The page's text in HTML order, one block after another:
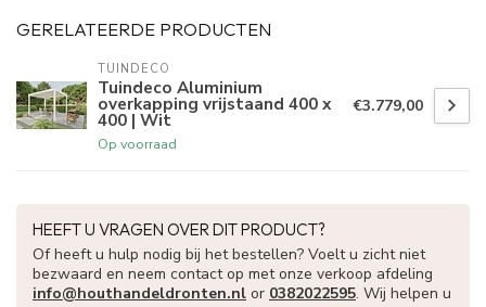
GERELATEERDE PRODUCTEN
TUINDECO
Tuindeco Aluminium
overkapping vrijstaand 400 x
400 | Wit
Op voorraad
€3.779,00
HEEFT U VRAGEN OVER DIT PRODUCT?
Of heeft u hulp nodig bij het bestellen? Voelt u zicht niet
bezwaard en neem contact op met onze verkoop afdeling
info@houthandeldronten.nl or 0382022595. Wij helpen u